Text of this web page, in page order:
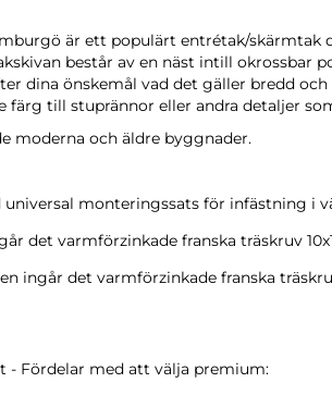
är ett populärt entrétak/skärmtak
består av en näst intill okrossbar
dina önskemål vad det gäller bredd
färg till stuprännor eller andra detaljer
moderna och äldre byggnader.
universal monteringssats för infästning i
det varmförzinkade franska träskruv
ingår det varmförzinkade franska
Fördelar med att välja premium: